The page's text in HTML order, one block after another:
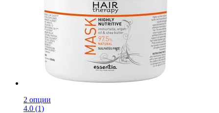
2 опции
4.0 (1)